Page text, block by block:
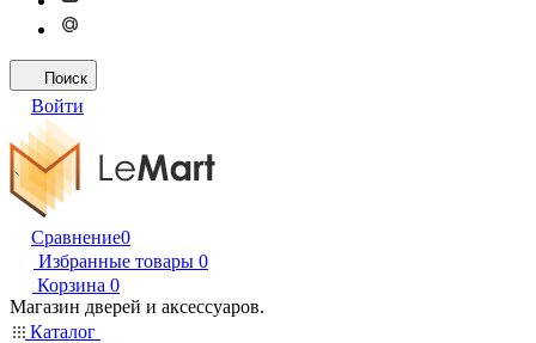
Поиск
Войти
Сравнение0
Избранные товары 0
Корзина 0
Магазин дверей и аксессуаров.
Каталог